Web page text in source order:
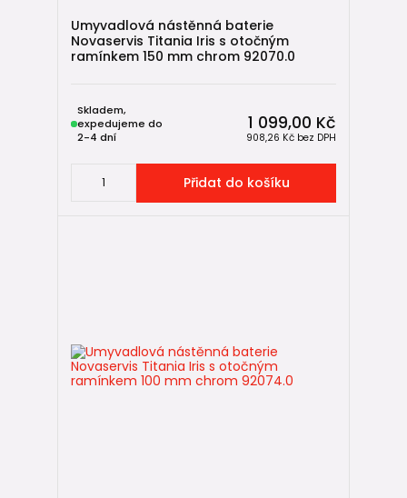
Umyvadlová nástěnná baterie
Novaservis Titania Iris s otočným
ramínkem 150 mm chrom 92070.0
1 099,00 Kč
908,26 Kč bez DPH
Skladem,
expedujeme do
2-4 dní
Přidat do košíku